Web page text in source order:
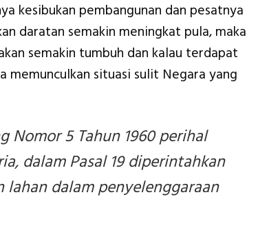
kesibukan pembangunan dan pesatnya
daratan semakin meningkat pula, maka
semakin tumbuh dan kalau terdapat
memunculkan situasi sulit Negara yang
Nomor 5 Tahun 1960 perihal
dalam Pasal 19 diperintahkan
dalam penyelenggaraan